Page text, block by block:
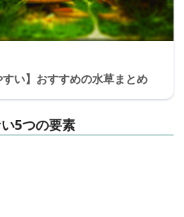
すい】おすすめの水草まとめ
5つの要素